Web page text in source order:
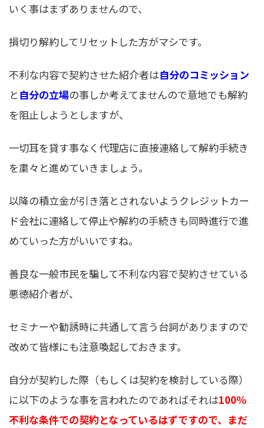
いく事はまずありませんので、
損切り解約してリセットした方がマシです。
不利な内容で契約させた紹介者は自分のコミッション
と自分の立場の事しか考えてませんので意地でも解約
を阻止しようとしますが、
一切耳を貸す事なく代理店に直接連絡して解約手続き
を粛々と進めていきましょう。
以降の積立金が引き落とされないようクレジットカー
ド会社に連絡して停止や解約の手続きも同時進行で進
めていった方がいいですね。
善良な一般市民を騙して不利な内容で契約させている
悪徳紹介者が、
セミナーや勧誘時に共通して言う台詞がありますので
改めて皆様にも注意喚起しておきます。
自分が契約した際（もしくは契約を検討している際）
に以下のような事を言われたのであればそれは100％
不利な条件での契約となっているはずですので、まだ